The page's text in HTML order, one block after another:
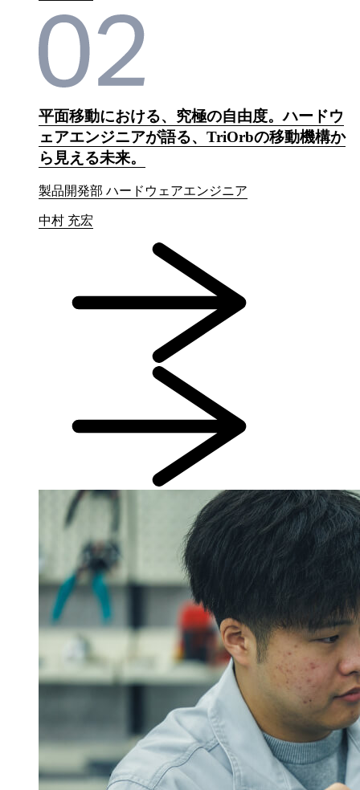
平面移動における、究極の自由度。ハードウ
ェアエンジニアが語る、TriOrbの移動機構か
ら見える未来。
製品開発部 ハードウェアエンジニア
中村 充宏